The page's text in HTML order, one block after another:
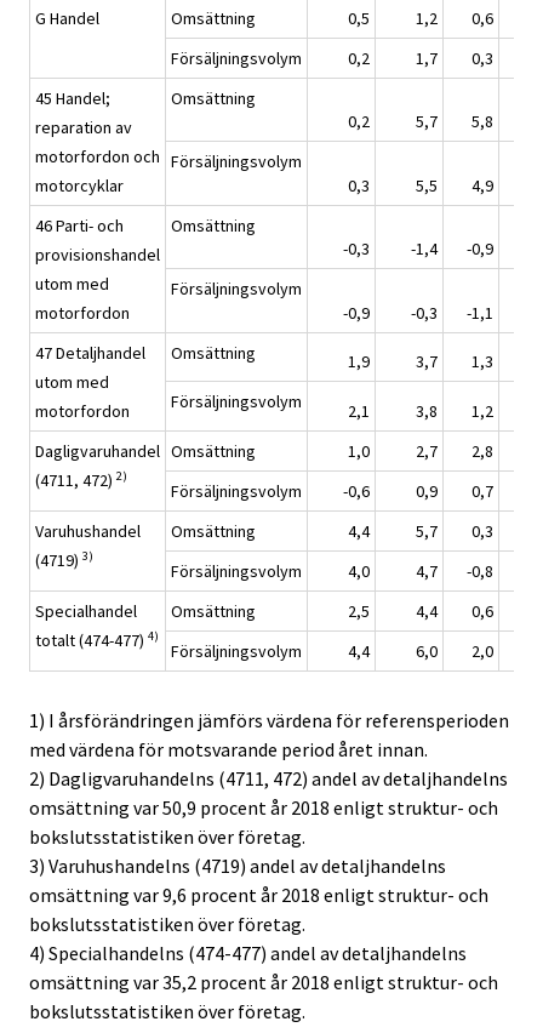
G Handel
Omsättning 0,5 1,2 0,6
Försäljningsvolym
0,2 1,7 0,3
45 Handel;
reparation av
motorfordon och
motorcyklar
Omsättning
0,2
5,7 5,8
Försäljningsvolym
0,3
5,5 4,9
46 Parti- och
provisionshandel
utom med
motorfordon
Omsättning
-0,3
-1,4 -0,9
Försäljningsvolym
-0,9
-0,3 -1,1
47 Detaljhandel
utom med
motorfordon
Omsättning 1,9 3,7 1,3
Försäljningsvolym
2,1 3,8 1,2
Dagligvaruhandel
(4711, 472) 2)
Omsättning 1,0 2,7 2,8
Försäljningsvolym
-0,6 0,9 0,7
Varuhushandel
(4719) 3)
Omsättning 4,4 5,7 0,3
Försäljningsvolym
4,0 4,7 -0,8
Specialhandel
totalt (474-477) 4)
Omsättning 2,5 4,4 0,6
Försäljningsvolym
4,4 6,0 2,0
1) I årsförändringen jämförs värdena för referensperioden
med värdena för motsvarande period året innan.
2) Dagligvaruhandelns (4711, 472) andel av detaljhandelns
omsättning var 50,9 procent år 2018 enligt struktur- och
bokslutsstatistiken över företag.
3) Varuhushandelns (4719) andel av detaljhandelns
omsättning var 9,6 procent år 2018 enligt struktur- och
bokslutsstatistiken över företag.
4) Specialhandelns (474-477) andel av detaljhandelns
omsättning var 35,2 procent år 2018 enligt struktur- och
bokslutsstatistiken över företag.